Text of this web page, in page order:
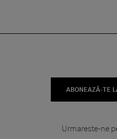
ABONEAZĂ-TE
Urmareste-ne